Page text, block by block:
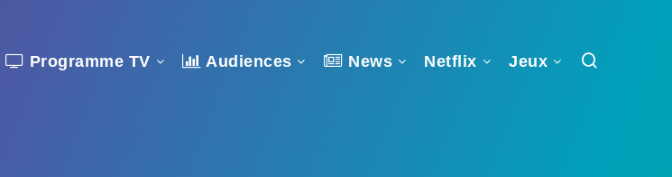
Programme TV Audiences News Netflix Jeux